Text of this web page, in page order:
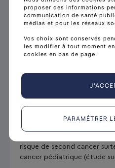
Génomique,
Traitements du
Mathématiques &
PROJETS DE RECHERCHE
risque de second cancer
cancer pédiatrique (étude
proposer des informations
communication de santé
médias et pour les réseaux
Vos choix sont conservés
les modifier à tout moment
cookies en bas de page.
PARAMÉTRER